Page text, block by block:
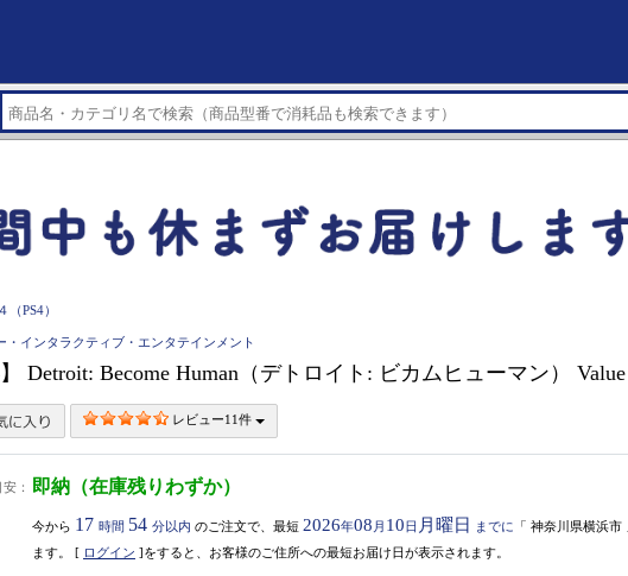
PS4）
・インタラクティブ・エンタテインメント
】 Detroit: Become Human（デトロイト: ビカムヒューマン）
レビュー11件
： 即納（在庫残りわずか）
今から 17 時間 54 分以内 のご注文で、最短 2026年08 月 10日 月曜日 までに 「 神奈川県横浜市
ます。 [ ログイン ]をすると、お客様のご住所への最短お届け日が表示されます。